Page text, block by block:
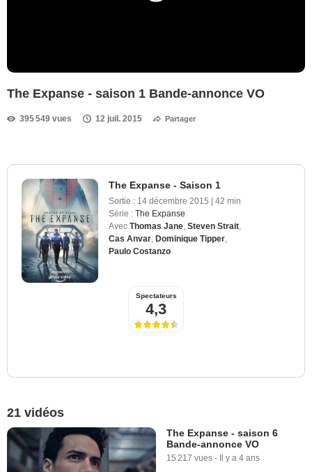
The Expanse - saison 1 Bande-annonce VO
395 549 vues 12 juil. 2015 Partager
The Expanse - Saison 1
Sortie : 14 décembre 2015 | 42 min
Série : The Expanse
Avec Thomas Jane Steven Strait
Cas Anvar Dominique Tipper
Paulo Costanzo
Spectateurs
4,3
21 vidéos
The Expanse - saison 6
Bande-annonce VO
15 217 vues - Il y a 4 ans